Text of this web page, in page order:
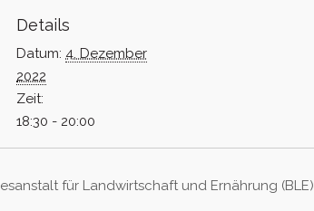
Details
Datum: 4. Dezember
2022
Zeit:
18:30 - 20:00
für Landwirtschaft und Ernährung (BLE)